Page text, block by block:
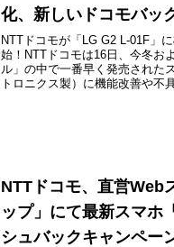
化、新しいドコモバッ
NTTドコモが「LG G2 L-01F」
始！NTTドコモは16日、今冬お
ル」の中で一番早く発売された
トロニクス製）に機能改善や不
NTTドコモ、直営Web
ップ」にて最新スマホ
シュバックキャンペー